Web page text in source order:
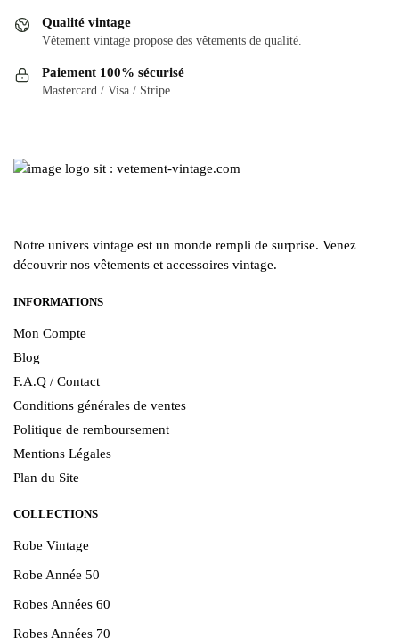
être
sur
produit
Qualité vintage
Vêtement vintage propose des vêtements de qualité.
Paiement 100% sécurisé
Mastercard / Visa / Stripe
Notre univers vintage est un monde rempli de surprise. Venez
découvrir nos vêtements et accessoires vintage.
INFORMATIONS
Mon Compte
Blog
F.A.Q / Contact
Conditions générales de ventes
Politique de remboursement
Mentions Légales
Plan du Site
COLLECTIONS
Robe Vintage
Robe Année 50
Robes Années 60
Robes Années 70